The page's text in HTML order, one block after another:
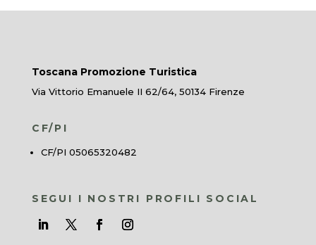
Toscana Promozione Turistica
Via Vittorio Emanuele II 62/64, 50134 Firenze
CF/PI
CF/PI 05065320482
SEGUI I NOSTRI PROFILI SOCIAL